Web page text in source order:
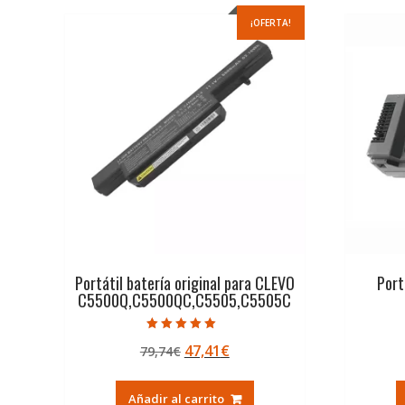
¡OFERTA!
Portátil batería original para CLEVO
C5500Q,C5500QC,C5505,C5505C
5.00
de 5
79,74€ El
original
47,41€El
actual
Añadir al carrito